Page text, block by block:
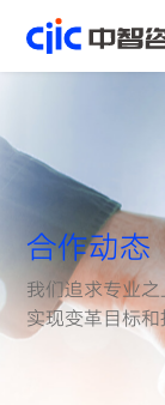
服务
资源
合作动态
我们追求专业
实现变革目标